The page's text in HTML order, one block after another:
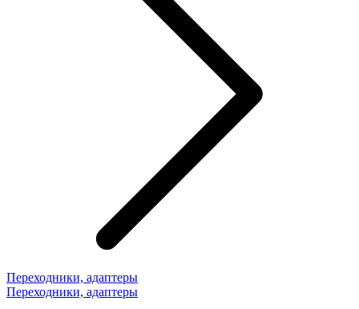
Переходники, адаптеры
Переходники, адаптеры